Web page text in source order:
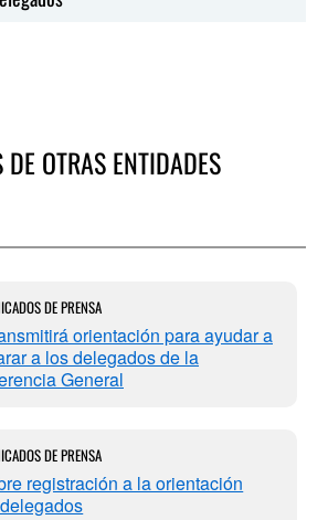
OTRAS ENTIDADES
DE PRENSA
orientación para ayudar a
a los delegados de la
General
DE PRENSA
registración a la orientación